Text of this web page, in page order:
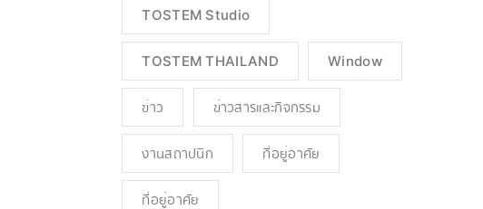
TOSTEM Studio
TOSTEM THAILAND Window
ข่าว ข่าวสารและกิจกรรม
งานสถาปนิก ที่อยู่อาศัย
ที่อยู่อาศัย